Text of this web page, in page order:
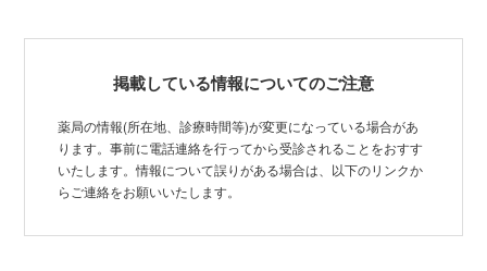
掲載している情報についてのご注意
薬局の情報(所在地、診療時間等)が変更になっている場合があ
ります。事前に電話連絡を行ってから受診されることをおすす
いたします。情報について誤りがある場合は、以下のリンクか
らご連絡をお願いいたします。